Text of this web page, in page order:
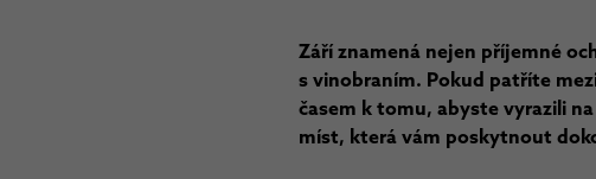
Září znamená nejen příjemné
s vinobraním. Pokud patříte
časem k tomu, abyste vyrazili
míst, která vám poskytnout